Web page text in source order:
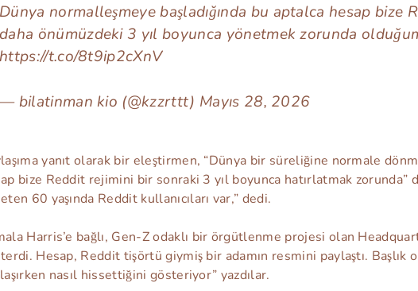
Dünya normalleşmeye başladığında bu aptalca hesap bize
daha önümüzdeki 3 yıl boyunca yönetmek zorunda
https://t.co/8t9ip2cXnV
— bilatinman kio (@kzzrttt) Mayıs 28, 2026
yanıt olarak bir eleştirmen, “Dünya bir süreliğine normale
bize Reddit rejimini bir sonraki 3 yıl boyunca hatırlatmak zorunda”
60 yaşında Reddit kullanıcıları var,” dedi.
Harris’e bağlı, Gen-Z odaklı bir örgütlenme projesi olan
Hesap, Reddit tişörtü giymiş bir adamın resmini paylaştı. Başlık
nasıl hissettiğini gösteriyor” yazdılar.